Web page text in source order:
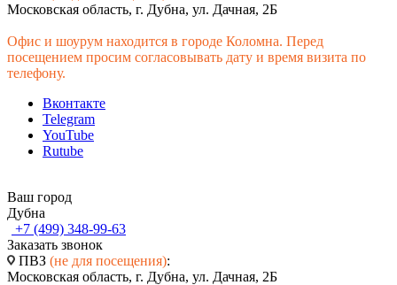
Московская область, г. Дубна, ул. Дачная, 2Б
Офис и шоурум находится в городе Коломна. Перед
посещением просим согласовывать дату и время визита по
телефону.
Вконтакте
Telegram
YouTube
Rutube
Ваш город
Дубна
+7 (499) 348-99-63
Заказать звонок
ПВЗ (не для посещения):
Московская область, г. Дубна, ул. Дачная, 2Б